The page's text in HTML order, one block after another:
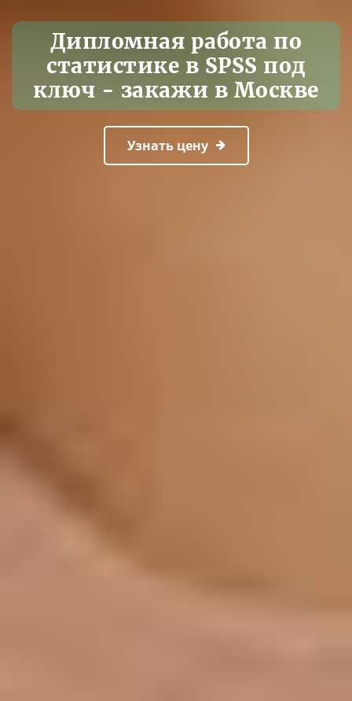
Дипломная работа по
статистике в SPSS под
ключ - закажи в Москве
Узнать цену